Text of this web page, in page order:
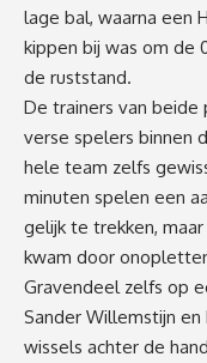
lage bal, waarna een
kippen bij was om de
de ruststand.
De trainers van
verse spelers binnen
hele team zelfs
minuten spelen een
gelijk te trekken,
kwam door
Gravendeel zelfs op
Sander Willemstijn
wissels achter de